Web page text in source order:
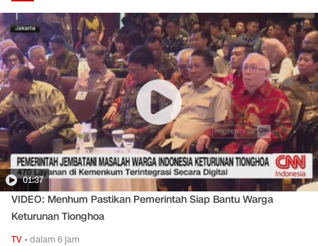
01:37
VIDEO: Menhum Pastikan Pemerintah Siap Bantu Warga
Keturunan Tionghoa
TV •dalam 6 jam